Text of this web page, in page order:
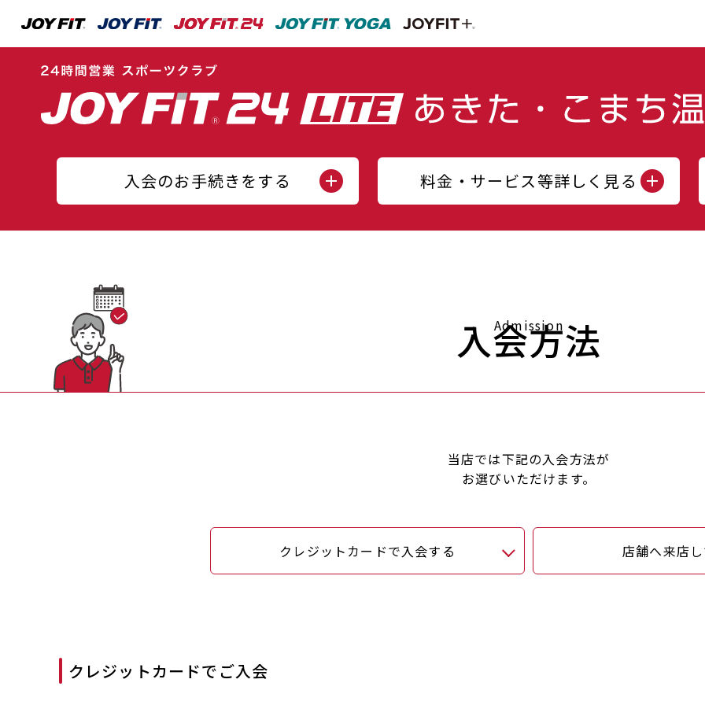
入会のお手続きをする 料金・サービス等詳しく見る
Admission
入会方法
当店では下記の入会方法が
お選びいただけます。
クレジットカードで入会する 店舗へ来店
クレジットカードでご入会